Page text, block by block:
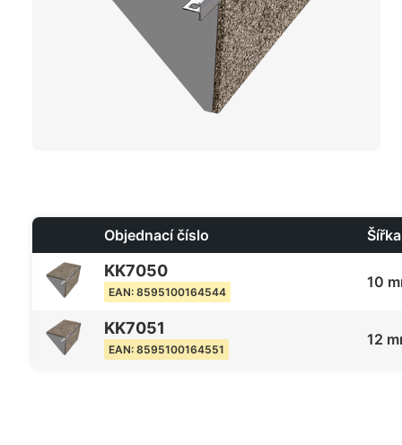
Objednací číslo Šířka
KK7050
EAN: 8595100164544
10
KK7051
EAN: 8595100164551
12